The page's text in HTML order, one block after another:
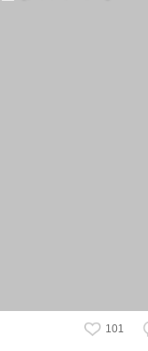
101